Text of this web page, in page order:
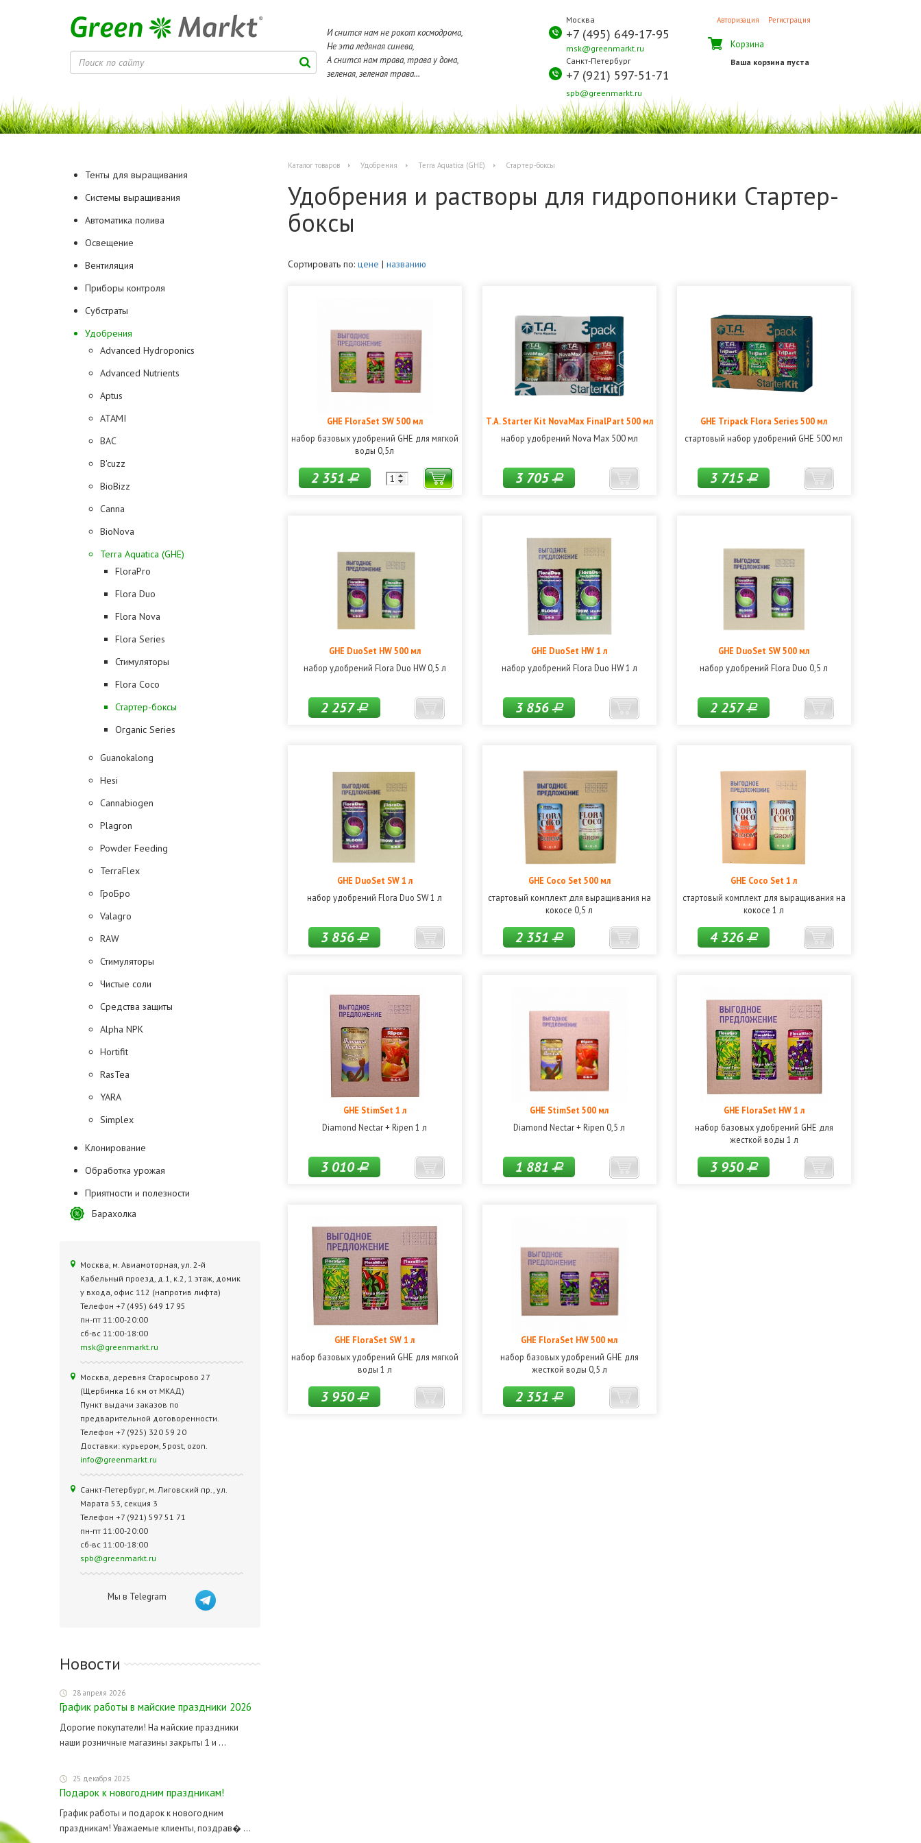
И снится нам не рокот космодрома,
Не эта ледяная синева,
А снится нам трава, трава у дома,
зеленая, зеленая трава...
Москва
+7 (495) 649-17-95
msk@greenmarkt.ru
Санкт-Петербург
+7 (921) 597-51-71
spb@greenmarkt.ru
Авторизация Регистрация
Корзина
Ваша корзина пуста
Тенты для выращивания
Системы выращивания
Автоматика полива
Освещение
Вентиляция
Приборы контроля
Субстраты
Удобрения
Advanced Hydroponics
Advanced Nutrients
Aptus
ATAMI
BAC
B'cuzz
BioBizz
Canna
BioNova
Terra Aquatica (GHE)
FloraPro
Flora Duo
Flora Nova
Flora Series
Стимуляторы
Flora Coco
Стартер-боксы
Organic Series
Guanokalong
Hesi
Cannabiogen
Plagron
Powder Feeding
TerraFlex
ГроБро
Valagro
RAW
Стимуляторы
Чистые соли
Средства защиты
Alpha NPK
Hortifit
RasTea
YARA
Simplex
Клонирование
Обработка урожая
Приятности и полезности
Барахолка
Москва, м. Авиамоторная, ул. 2‑й
Кабельный проезд, д.1, к.2, 1 этаж, домик
у входа, офис 112 (напротив лифта)
Телефон +7 (495) 649 17 95
пн-пт 11:00-20:00
сб-вс 11:00-18:00
msk@greenmarkt.ru
Москва, деревня Старосырово 27
(Щербинка 16 км от МКАД)
Пункт выдачи заказов по
предварительной договоренности.
Телефон +7 (925) 320 59 20
Доставки: курьером, 5post, ozon.
info@greenmarkt.ru
Санкт-Петербург, м. Лиговский пр., ул.
Марата 53, секция 3
Телефон +7 (921) 597 51 71
пн-пт 11:00-20:00
сб-вс 11:00-18:00
spb@greenmarkt.ru
Мы в Telegram
Новости
28 апреля 2026
График работы в майские праздники 2026
Дорогие покупатели! На майские праздники
наши розничные магазины закрыты 1 и ...
25 декабря 2025
Подарок к новогодним праздникам!
График работы и подарок к новогодним
праздникам! Уважаемые клиенты, поздрав� ...
Каталог товаров Удобрения Terra Aquatica (GHE) Стартер-боксы
Удобрения и растворы для гидропоники Стартер-
боксы
Сортировать по: цене | названию
GHE FloraSet SW 500 мл
набор базовых удобрений GHE для мягкой
воды 0,5л
2 351Р
T.A. Starter Kit NovaMax FinalPart 500 мл
набор удобрений Nova Max 500 мл
3 705Р
GHE Tripack Flora Series 500 мл
стартовый набор удобрений GHE 500 мл
3 715Р
GHE DuoSet HW 500 мл
набор удобрений Flora Duo HW 0,5 л
2 257Р
GHE DuoSet HW 1 л
набор удобрений Flora Duo HW 1 л
3 856Р
GHE DuoSet SW 500 мл
набор удобрений Flora Duo 0,5 л
2 257Р
GHE DuoSet SW 1 л
набор удобрений Flora Duo SW 1 л
3 856Р
GHE Coco Set 500 мл
стартовый комплект для выращивания на
кокосе 0,5 л
2 351Р
GHE Coco Set 1 л
стартовый комплект для выращивания на
кокосе 1 л
4 326Р
GHE StimSet 1 л
Diamond Nectar + Ripen 1 л
3 010Р
GHE StimSet 500 мл
Diamond Nectar + Ripen 0,5 л
1 881Р
GHE FloraSet HW 1 л
набор базовых удобрений GHE для
жесткой воды 1 л
3 950Р
GHE FloraSet SW 1 л
набор базовых удобрений GHE для мягкой
воды 1 л
3 950Р
GHE FloraSet HW 500 мл
набор базовых удобрений GHE для
жесткой воды 0,5 л
2 351Р